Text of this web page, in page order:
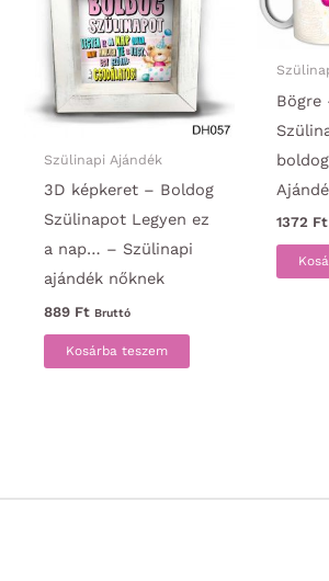
Szülinapi Ajándék
3D képkeret – Boldog
Szülinapot Legyen ez
a nap… – Szülinapi
ajándék nőknek
889 Ft Bruttó
Kosárba teszem
Bögre
1372 Ft